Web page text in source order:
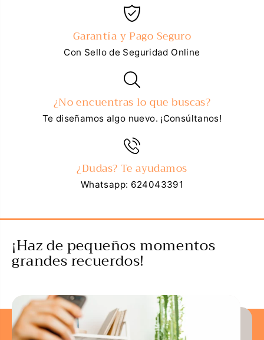
Garantía y Pago Seguro
Con Sello de Seguridad Online
¿No encuentras lo que buscas?
Te diseñamos algo nuevo. ¡Consúltanos!
¿Dudas? Te ayudamos
Whatsapp: 624043391
¡Haz de pequeños momentos
grandes recuerdos!